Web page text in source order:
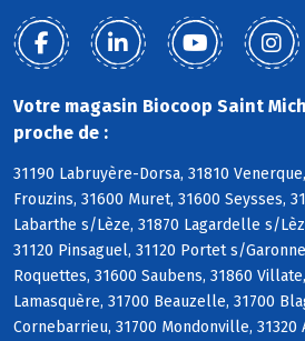
Votre magasin Biocoop Saint
proche de :
31190 Labruyère-Dorsa, 31810
Frouzins, 31600 Muret, 31600 Seysses,
Labarthe s/Lèze, 31870 Lagardelle s/
31120 Pinsaguel, 31120 Portet s/
Roquettes, 31600 Saubens, 31860
Lamasquère, 31700 Beauzelle, 31700
Cornebarrieu, 31700 Mondonville, 31320